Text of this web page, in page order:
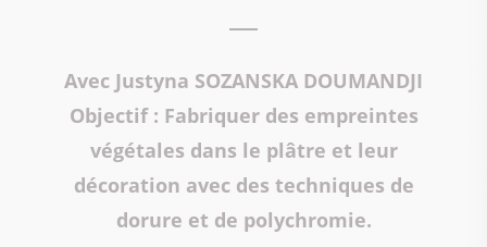
Avec Justyna SOZANSKA DOUMANDJI
Objectif : Fabriquer des empreintes
végétales dans le plâtre et leur
décoration avec des techniques de
dorure et de polychromie.